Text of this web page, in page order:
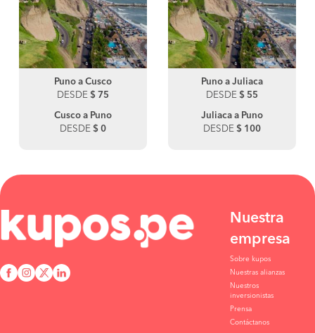
Puno a Cusco
DESDE $ 75
Cusco a Puno
DESDE $ 0
Puno a Juliaca
DESDE $ 55
Juliaca a Puno
DESDE $ 100
Nuestra
empresa
Sobre kupos
Nuestras alianzas
Nuestros
inversionistas
Prensa
Contáctanos